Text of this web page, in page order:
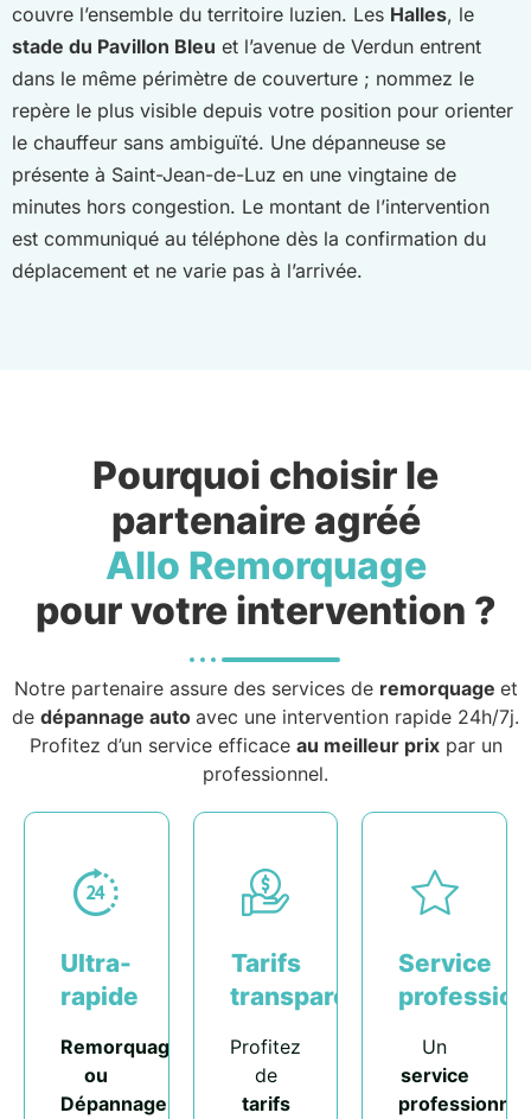
couvre l’ensemble du territoire luzien. Les Halles, le
stade du Pavillon Bleu et l’avenue de Verdun entrent
dans le même périmètre de couverture ; nommez le
repère le plus visible depuis votre position pour orienter
le chauffeur sans ambiguïté. Une dépanneuse se
présente à Saint-Jean-de-Luz en une vingtaine de
minutes hors congestion. Le montant de l’intervention
est communiqué au téléphone dès la confirmation du
déplacement et ne varie pas à l’arrivée.
Pourquoi choisir le
partenaire agréé
Allo Remorquage
pour votre intervention ?
Notre partenaire assure des services de remorquage et
de dépannage auto avec une intervention rapide 24h/7j.
Profitez d’un service efficace au meilleur prixpar un
professionnel.
Ultra-
rapide
Remorquage
ou
Dépannage
Tarifs
transparents
Profitez
de
tarifs
Service
Un
service
professionnel